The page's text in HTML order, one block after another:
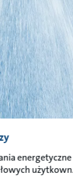
użytkown